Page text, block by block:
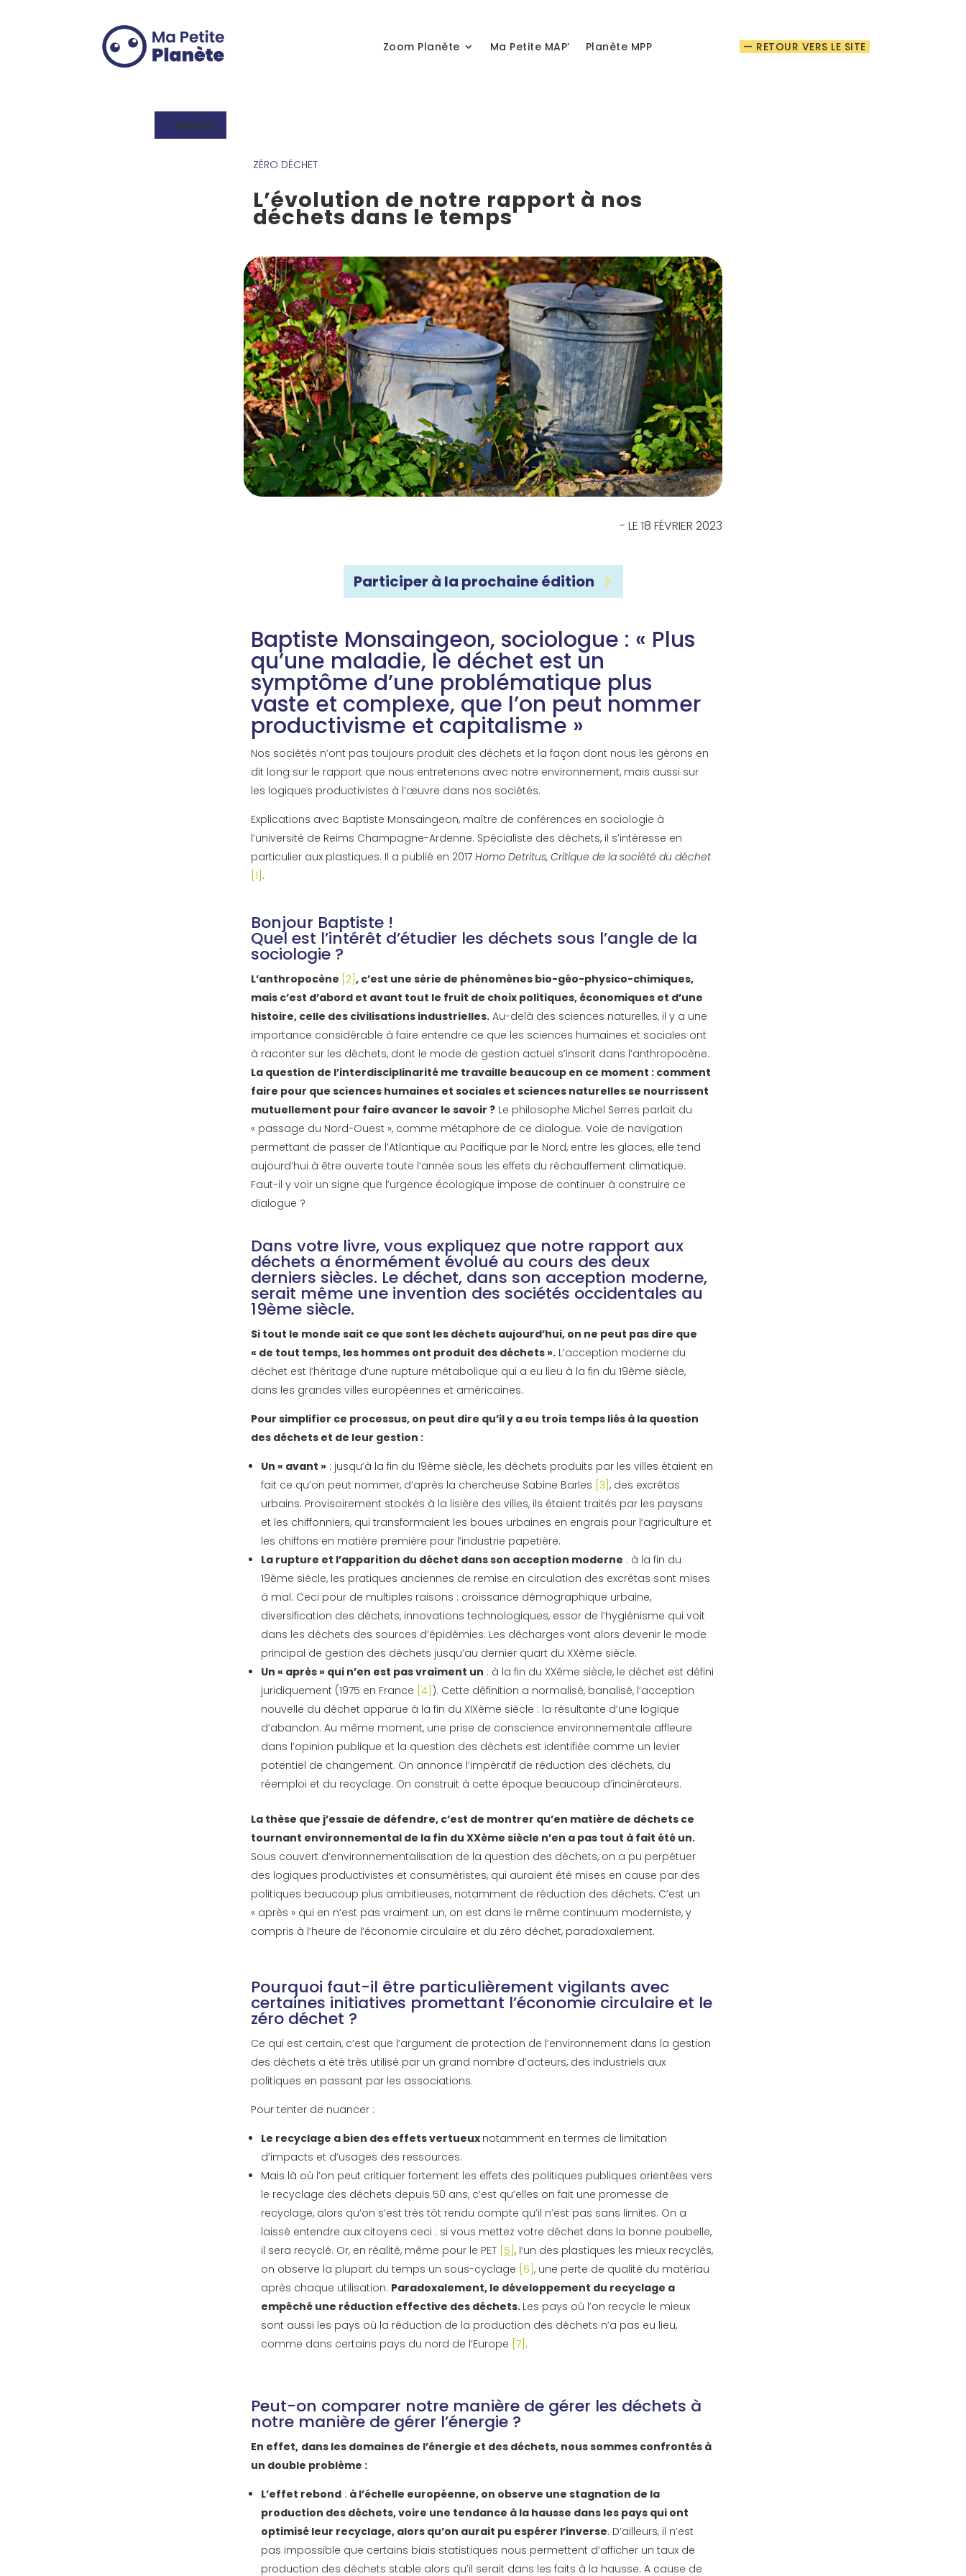
Zoom Planète Ma Petite MAP’ Planète MPP — RETOUR VERS LE SITE
Retour
ZÉRO DÉCHET
L’évolution de notre rapport à nos
déchets dans le temps
- LE 18 FÉVRIER 2023
Participer à la prochaine édition
Baptiste Monsaingeon, sociologue : « Plus
qu’une maladie, le déchet est un
symptôme d’une problématique plus
vaste et complexe, que l’on peut nommer
productivisme et capitalisme »
Nos sociétés n’ont pas toujours produit des déchets et la façon dont nous les gérons en
dit long sur le rapport que nous entretenons avec notre environnement, mais aussi sur
les logiques productivistes à l’œuvre dans nos sociétés.
Explications avec Baptiste Monsaingeon, maître de conférences en sociologie à
l’université de Reims Champagne-Ardenne. Spécialiste des déchets, il s’intéresse en
particulier aux plastiques. Il a publié en 2017Homo Detritus, Critique de la société du déchet
[1] .
Bonjour Baptiste !
Quel est l’intérêt d’étudier les déchets sous l’angle de la
sociologie ?
L’anthropocène [2], c’est une série de phénomènes bio-géo-physico-chimiques,
mais c’est d’abord et avant tout le fruit de choix politiques, économiques et d’une
histoire, celle des civilisations industrielles. Au-delà des sciences naturelles, il y a une
importance considérable à faire entendre ce que les sciences humaines et sociales ont
à raconter sur les déchets, dont le mode de gestion actuel s’inscrit dans l’anthropocène.
La question de l’interdisciplinarité me travaille beaucoup en ce moment : comment
faire pour que sciences humaines et sociales et sciences naturelles se nourrissent
mutuellement pour faire avancer le savoir ? Le philosophe Michel Serres parlait du
« passage du Nord-Ouest », comme métaphore de ce dialogue. Voie de navigation
permettant de passer de l’Atlantique au Pacifique par le Nord, entre les glaces, elle tend
aujourd’hui à être ouverte toute l’année sous les effets du réchauffement climatique.
Faut-il y voir un signe que l’urgence écologique impose de continuer à construire ce
dialogue ?
Dans votre livre, vous expliquez que notre rapport aux
déchets a énormément évolué au cours des deux
derniers siècles. Le déchet, dans son acception moderne,
serait même une invention des sociétés occidentales au
19ème siècle.
Si tout le monde sait ce que sont les déchets aujourd’hui, on ne peut pas dire que
« de tout temps, les hommes ont produit des déchets ». L’acception moderne du
déchet est l’héritage d’une rupture métabolique qui a eu lieu à la fin du 19ème siècle,
dans les grandes villes européennes et américaines.
Pour simplifier ce processus, on peut dire qu’il y a eu trois temps liés à la question
des déchets et de leur gestion :
Un « avant » : jusqu’à la fin du 19ème siècle, les déchets produits par les villes étaient en
fait ce qu’on peut nommer, d’après la chercheuse Sabine Barles [3], des excrétas
urbains. Provisoirement stockés à la lisière des villes, ils étaient traités par les paysans
et les chiffonniers, qui transformaient les boues urbaines en engrais pour l’agriculture et
les chiffons en matière première pour l’industrie papetière.
La rupture et l’apparition du déchet dans son acception moderne : à la fin du
19ème siècle, les pratiques anciennes de remise en circulation des excrétas sont mises
à mal. Ceci pour de multiples raisons : croissance démographique urbaine,
diversification des déchets, innovations technologiques, essor de l’hygiénisme qui voit
dans les déchets des sources d’épidémies. Les décharges vont alors devenir le mode
principal de gestion des déchets jusqu’au dernier quart du XXème siècle.
Un « après » qui n’en est pas vraiment un : à la fin du XXème siècle, le déchet est défini
juridiquement (1975 en France [4] ). Cette définition a normalisé, banalisé, l’acception
nouvelle du déchet apparue à la fin du XIXème siècle : la résultante d’une logique
d’abandon. Au même moment, une prise de conscience environnementale affleure
dans l’opinion publique et la question des déchets est identifiée comme un levier
potentiel de changement. On annonce l’impératif de réduction des déchets, du
réemploi et du recyclage. On construit à cette époque beaucoup d’incinérateurs.
La thèse que j’essaie de défendre, c’est de montrer qu’en matière de déchets ce
tournant environnemental de la fin du XXème siècle n’en a pas tout à fait été un.
Sous couvert d’environnementalisation de la question des déchets, on a pu perpétuer
des logiques productivistes et consuméristes, qui auraient été mises en cause par des
politiques beaucoup plus ambitieuses, notamment de réduction des déchets. C’est un
« après » qui en n’est pas vraiment un, on est dans le même continuum moderniste, y
compris à l’heure de l’économie circulaire et du zéro déchet, paradoxalement.
Pourquoi faut-il être particulièrement vigilants avec
certaines initiatives promettant l’économie circulaire et le
zéro déchet ?
Ce qui est certain, c’est que l’argument de protection de l’environnement dans la gestion
des déchets a été très utilisé par un grand nombre d’acteurs, des industriels aux
politiques en passant par les associations.
Pour tenter de nuancer :
Le recyclage a bien des effets vertueux notamment en termes de limitation
d’impacts et d’usages des ressources.
Mais là où l’on peut critiquer fortement les effets des politiques publiques orientées vers
le recyclage des déchets depuis 50 ans, c’est qu’elles on fait une promesse de
recyclage, alors qu’on s’est très tôt rendu compte qu’il n’est pas sans limites. On a
laissé entendre aux citoyens ceci : si vous mettez votre déchet dans la bonne poubelle,
il sera recyclé. Or, en réalité, même pour le PET 5 ], l’un des plastiques les mieux recyclés,
on observe la plupart du temps un sous-cyclage [6], une perte de qualité du matériau
après chaque utilisation. Paradoxalement, le développement du recyclage a
empêché une réduction effective des déchets. Les pays où l’on recycle le mieux
sont aussi les pays où la réduction de la production des déchets n’a pas eu lieu,
comme dans certains pays du nord de l’Europe [7] .
Peut-on comparer notre manière de gérer les déchets à
notre manière de gérer l’énergie ?
En effet, dans les domaines de l’énergie et des déchets, nous sommes confrontés à
un double problème :
L’effet rebond : à l’échelle européenne, on observe une stagnation de la
production des déchets, voire une tendance à la hausse dans les pays qui ont
optimisé leur recyclage, alors qu’on aurait pu espérer l’inverse. D’ailleurs, il n’est
pas impossible que certains biais statistiques nous permettent d’afficher un taux de
production des déchets stable alors qu’il serait dans les faits à la hausse. A cause de